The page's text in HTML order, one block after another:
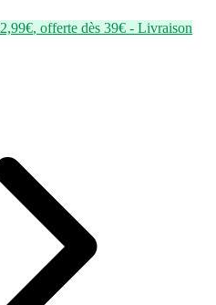
2,99€, offerte dès 39€ - Livraison